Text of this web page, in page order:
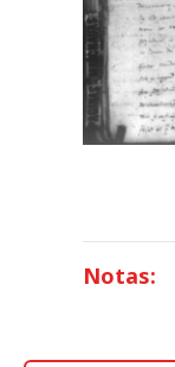
Notas: